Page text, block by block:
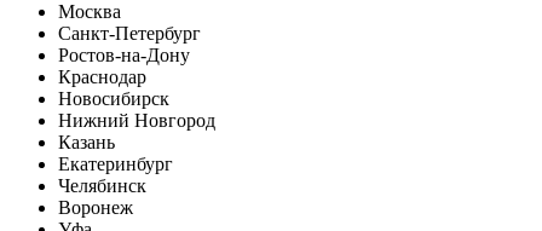
Москва
Санкт-Петербург
Ростов-на-Дону
Краснодар
Новосибирск
Нижний Новгород
Казань
Екатеринбург
Челябинск
Воронеж